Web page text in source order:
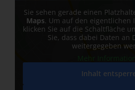
Sie sehen gerade einen
Maps. Um auf den eigentlichen
klicken Sie auf die Schaltfläche
Sie, dass dabei Daten an
weitergegeben
Mehr
Inhalt